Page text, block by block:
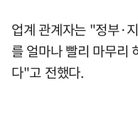
업계 관계자는 "정부·
를 얼마나 빨리 마무리
다"고 전했다.